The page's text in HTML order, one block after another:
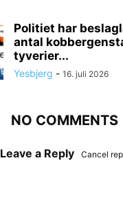
Politiet har
antal
tyverier...
Yesbjerg - 16. juli 2026
NO COMMENTS
Leave a Reply Cancel